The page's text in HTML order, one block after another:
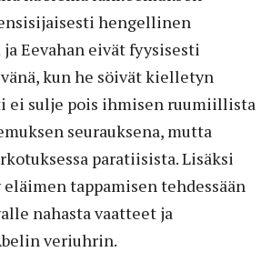
hengellinen
Eevahan eivät fyysisesti
kun he söivät kielletyn
ei sulje pois ihmisen ruumiillista
seurauksena, mutta
paratiisista. Lisäksi
eläimen tappamisen tehdessään
nahasta vaatteet ja
veriuhrin.